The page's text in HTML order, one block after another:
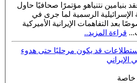
15 حزيران 2026 عقد بنيامين نتنياهو مؤتمرًا صحافيًا حاول
الإسرائيلية الرسمية لما جرى في
بعد التفاهمات الإيرانية الأميركية
... قراءة المزيد..
خاصة